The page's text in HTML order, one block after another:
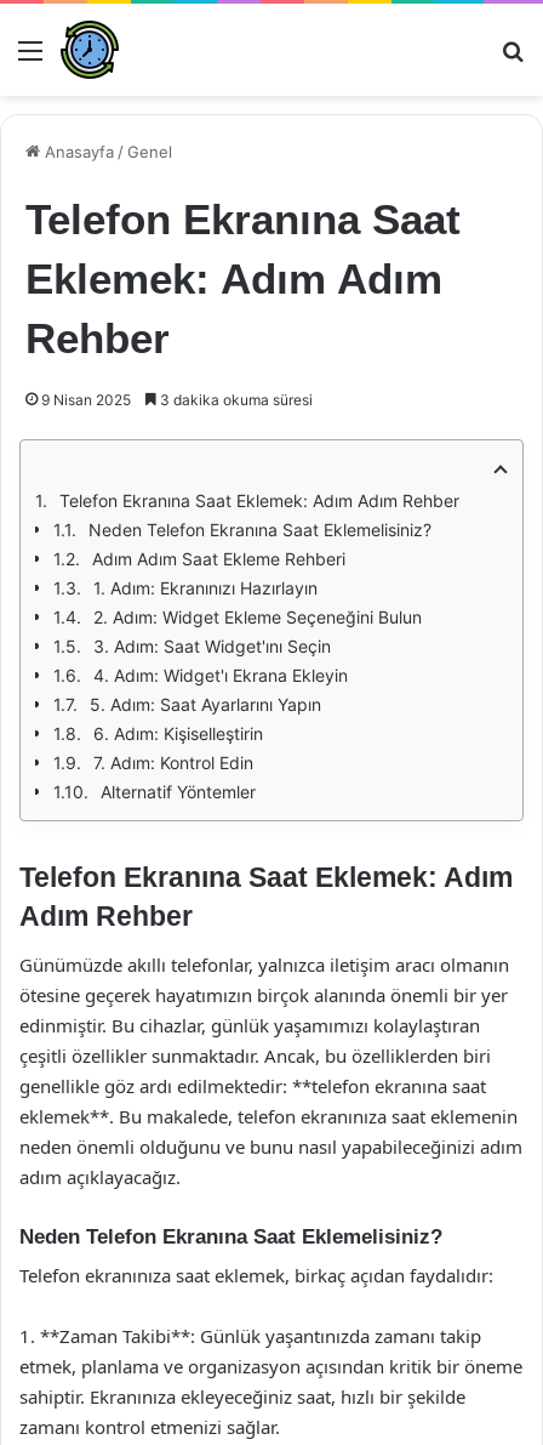
Menü
Anasayfa /Genel
Telefon Ekranına Saat
Eklemek: Adım Adım
Rehber
9 Nisan 2025 3 dakika okuma süresi
Telefon Ekranına Saat Eklemek: Adım Adım Rehber
Neden Telefon Ekranına Saat Eklemelisiniz?
Adım Adım Saat Ekleme Rehberi
1. Adım: Ekranınızı Hazırlayın
2. Adım: Widget Ekleme Seçeneğini Bulun
3. Adım: Saat Widget'ını Seçin
4. Adım: Widget'ı Ekrana Ekleyin
5. Adım: Saat Ayarlarını Yapın
6. Adım: Kişiselleştirin
7. Adım: Kontrol Edin
Alternatif Yöntemler
Telefon Ekranına Saat Eklemek: Adım
Adım Rehber
Günümüzde akıllı telefonlar, yalnızca iletişim aracı olmanın
ötesine geçerek hayatımızın birçok alanında önemli bir yer
edinmiştir. Bu cihazlar, günlük yaşamımızı kolaylaştıran
çeşitli özellikler sunmaktadır. Ancak, bu özelliklerden biri
genellikle göz ardı edilmektedir: **telefon ekranına saat
eklemek**. Bu makalede, telefon ekranınıza saat eklemenin
neden önemli olduğunu ve bunu nasıl yapabileceğinizi adım
adım açıklayacağız.
Neden Telefon Ekranına Saat Eklemelisiniz?
Telefon ekranınıza saat eklemek, birkaç açıdan faydalıdır:
1. **Zaman Takibi**: Günlük yaşantınızda zamanı takip
etmek, planlama ve organizasyon açısından kritik bir öneme
sahiptir. Ekranınıza ekleyeceğiniz saat, hızlı bir şekilde
zamanı kontrol etmenizi sağlar.